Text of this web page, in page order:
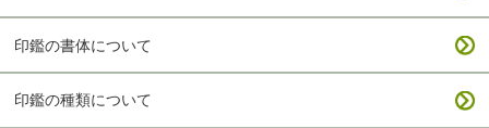
印鑑の書体について
印鑑の種類について